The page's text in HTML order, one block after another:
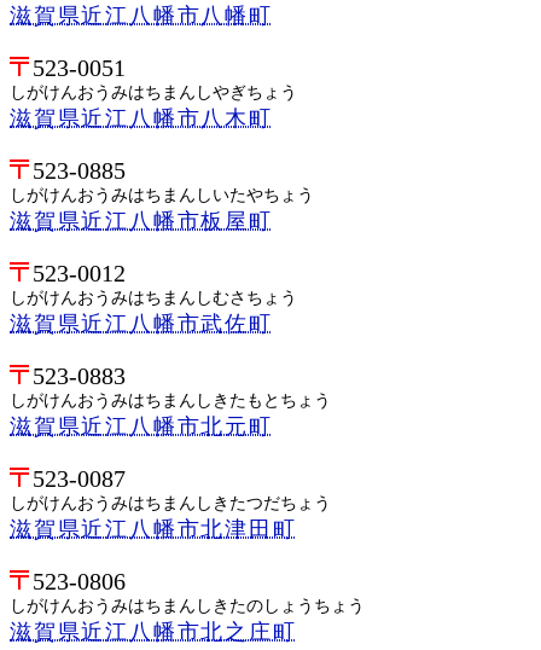
滋賀県近江八幡市八幡町
523-0051
しがけんおうみはちまんしやぎちょう
滋賀県近江八幡市八木町
523-0885
しがけんおうみはちまんしいたやちょう
滋賀県近江八幡市板屋町
523-0012
しがけんおうみはちまんしむさちょう
滋賀県近江八幡市武佐町
523-0883
しがけんおうみはちまんしきたもとちょう
滋賀県近江八幡市北元町
523-0087
しがけんおうみはちまんしきたつだちょう
滋賀県近江八幡市北津田町
523-0806
しがけんおうみはちまんしきたのしょうちょう
滋賀県近江八幡市北之庄町